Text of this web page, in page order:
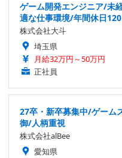
ゲーム開発エンジニア/未
適な仕事環境/年間休日
株式会社大斗
埼玉県
月給32万円～50万円
正社員
27卒・新卒募集中/ゲーム
御/人柄重視
株式会社alBee
愛知県